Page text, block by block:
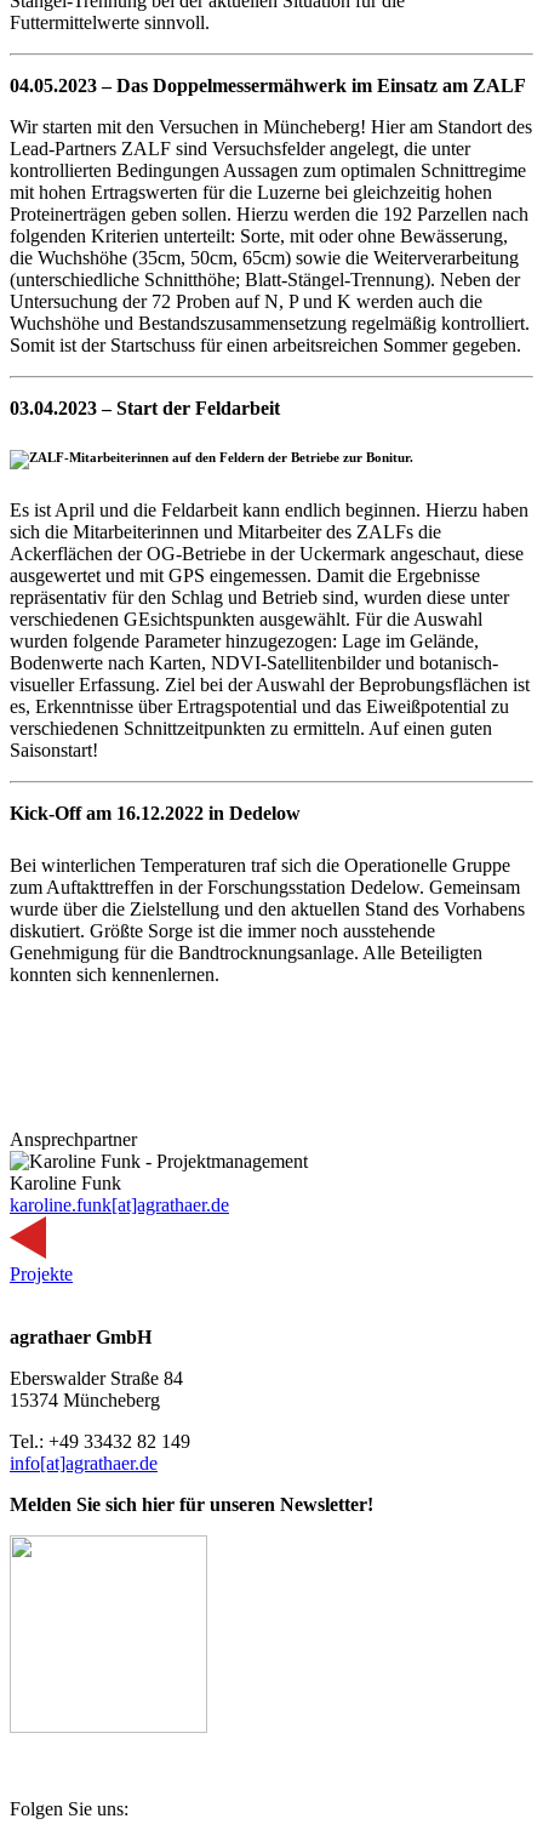
Futtermittelwerte sinnvoll.
04.05.2023 – Das Doppelmessermähwerk im Einsatz am ZALF
Wir starten mit den Versuchen in Müncheberg! Hier am Standort des
Lead-Partners ZALF sind Versuchsfelder angelegt, die unter
kontrollierten Bedingungen Aussagen zum optimalen Schnittregime
mit hohen Ertragswerten für die Luzerne bei gleichzeitig hohen
Proteinerträgen geben sollen. Hierzu werden die 192 Parzellen nach
folgenden Kriterien unterteilt: Sorte, mit oder ohne Bewässerung,
die Wuchshöhe (35cm, 50cm, 65cm) sowie die Weiterverarbeitung
(unterschiedliche Schnitthöhe; Blatt-Stängel-Trennung). Neben der
Untersuchung der 72 Proben auf N, P und K werden auch die
Wuchshöhe und Bestandszusammensetzung regelmäßig kontrolliert.
Somit ist der Startschuss für einen arbeitsreichen Sommer gegeben.
03.04.2023 – Start der Feldarbeit
Es ist April und die Feldarbeit kann endlich beginnen. Hierzu haben
sich die Mitarbeiterinnen und Mitarbeiter des ZALFs die
Ackerflächen der OG-Betriebe in der Uckermark angeschaut, diese
ausgewertet und mit GPS eingemessen. Damit die Ergebnisse
repräsentativ für den Schlag und Betrieb sind, wurden diese unter
verschiedenen GEsichtspunkten ausgewählt. Für die Auswahl
wurden folgende Parameter hinzugezogen: Lage im Gelände,
Bodenwerte nach Karten, NDVI-Satellitenbilder und botanisch-
visueller Erfassung. Ziel bei der Auswahl der Beprobungsflächen ist
es, Erkenntnisse über Ertragspotential und das Eiweißpotential zu
verschiedenen Schnittzeitpunkten zu ermitteln. Auf einen guten
Saisonstart!
Kick-Off am 16.12.2022 in Dedelow
Bei winterlichen Temperaturen traf sich die Operationelle Gruppe
zum Auftakttreffen in der Forschungsstation Dedelow. Gemeinsam
wurde über die Zielstellung und den aktuellen Stand des Vorhabens
diskutiert. Größte Sorge ist die immer noch ausstehende
Genehmigung für die Bandtrocknungsanlage. Alle Beteiligten
konnten sich kennenlernen.
Ansprechpartner
Karoline Funk
karoline.funk[at]agrathaer.de
Projekte
agrathaer GmbH
Eberswalder Straße 84
15374 Müncheberg
Tel.: +49 33432 82 149
info[at]agrathaer.de
Melden Sie sich hier für unseren Newsletter!
Folgen Sie uns: